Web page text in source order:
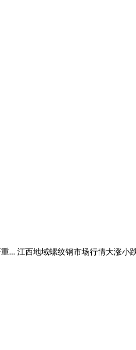
... 江西地域螺纹钢市场行情大涨小